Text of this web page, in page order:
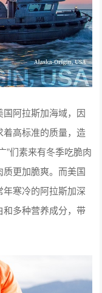
阿拉斯加海域，因
高标准的质量，造
”们素来有冬季吃脆肉
更加脆爽。而美国
寒冷的阿拉斯加深
多种营养成分，带